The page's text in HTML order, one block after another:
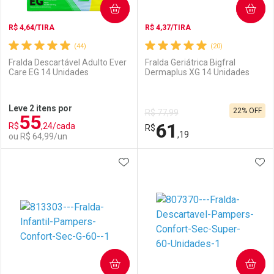
Comprar sem Desconto
Por R$ 97,96/cada
Comprar sem Desconto
Por R$ 97,96/cada
Comprar sem Desconto
Por R$ 79,99/cada
Comprar sem Desconto
Por R$ 79,99/cada
(44)
R$ 4,64/TIRA
Fralda Descartável Adulto Ever
Care EG 14 Unidades
Leve 2 itens por
R$55,24/cada
ou R$ 64,99/un
COMPRAR
Laboratório
Por Menos
(20)
R$ 4,37/TIRA
Fralda Geriátrica Bigfral
Dermaplus XG 14 Unidades
R$ 77,99
R$61 ,19
22% OFF
COMPRAR
Laboratório
Por Menos
ADICIONAR AOS FAVORITOS
COMPRAR COMPRAR